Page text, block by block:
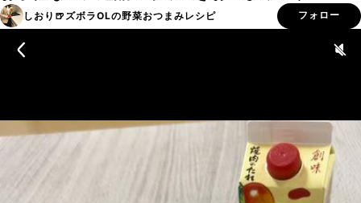
しおり🍺ズボラOLの野菜おつまみレシピ フォロー